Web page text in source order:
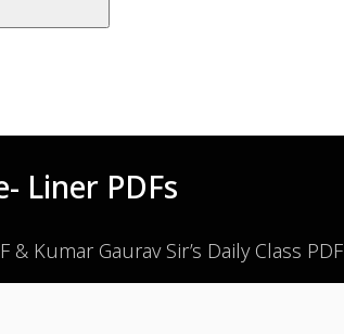
Liner PDFs
Kumar Gaurav Sir’s Daily Class PDF